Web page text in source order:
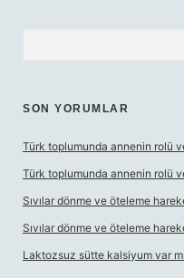
SON YORUMLAR
Türk toplumunda annenin rolü
Türk toplumunda annenin rolü
Sıvılar dönme ve öteleme
Sıvılar dönme ve öteleme
Laktozsuz sütte kalsiyum var